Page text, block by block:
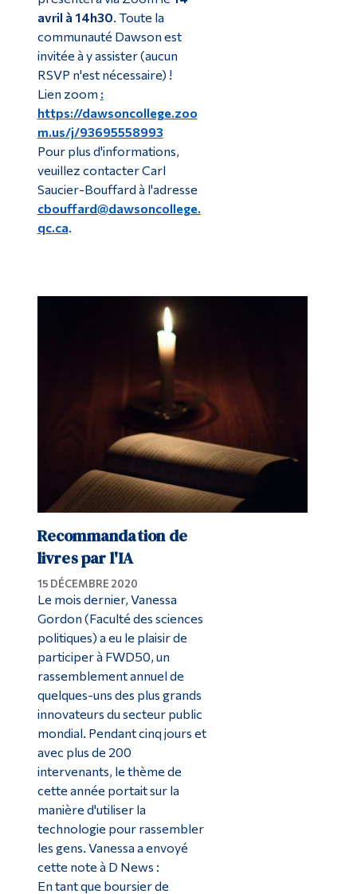
avril à 14h30. Toute la
communauté Dawson est
invitée à y assister (aucun
RSVP n'est nécessaire) !
Lien zoom :
https://dawsoncollege.zoo
m.us/j/93695558993
Pour plus d'informations,
veuillez contacter Carl
Saucier-Bouffard à l'adresse
cbouffard@dawsoncollege.
qc.ca.
Recommandation de
livres par l'IA
15 DÉCEMBRE 2020
Le mois dernier, Vanessa
Gordon (Faculté des sciences
politiques) a eu le plaisir de
participer à FWD50, un
rassemblement annuel de
quelques-uns des plus grands
innovateurs du secteur public
mondial. Pendant cinq jours et
avec plus de 200
intervenants, le thème de
cette année portait sur la
manière d'utiliser la
technologie pour rassembler
les gens. Vanessa a envoyé
cette note à D News :
En tant que boursier de